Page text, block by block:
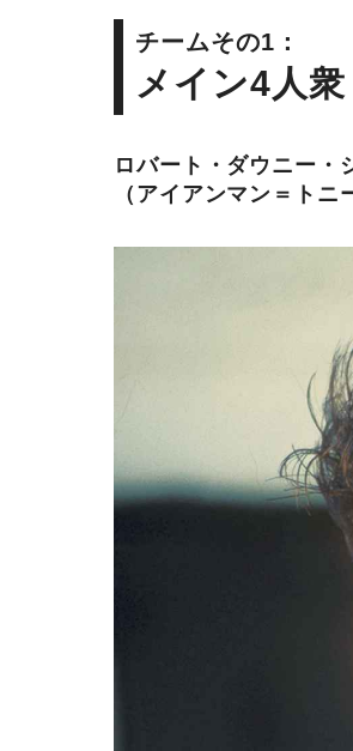
チームその1：
メイン4人衆
ロバート・ダウニー・
（アイアンマン＝トニ